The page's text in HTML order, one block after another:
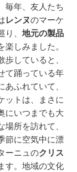
毎年、友人たち
レンヌのマーケ
、 地元の製品
しみました。
していると、
て踊っている年
ふれていて、
ットは、まさに
にいつまでも大
所を訪れて、
節に空気中に漂
ーニュのクリス
す。地域の文化